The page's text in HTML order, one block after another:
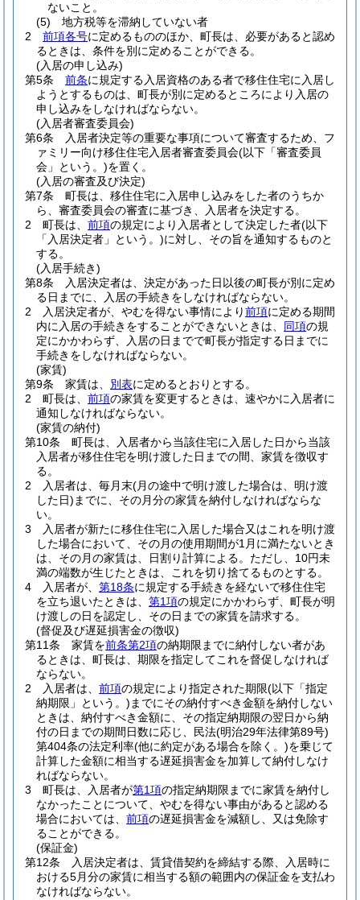
ないこと。
(5)
地方税等を滞納していない者
2
前項各号に定めるもののほか、町長は、必要があると認め
るときは、条件を別に定めることができる。
(入居の申し込み)
第5条
前条に規定する入居資格のある者で移住住宅に入居し
ようとするものは、町長が別に定めるところにより入居の
申し込みをしなければならない。
(入居者審査委員会)
第6条
入居者決定等の重要な事項について審査するため、フ
ァミリー向け移住住宅入居者審査委員会(以下「審査委員
会」という。)を置く。
(入居の審査及び決定)
第7条
町長は、移住住宅に入居申し込みをした者のうちか
ら、審査委員会の審査に基づき、入居者を決定する。
2
町長は、 前項の規定により入居者として決定した者(以下
「入居決定者」という。)に対し、その旨を通知するものと
する。
(入居手続き)
第8条
入居決定者は、決定があった日以後の町長が別に定め
る日までに、入居の手続きをしなければならない。
2
入居決定者が、やむを得ない事情により前項に定める期間
内に入居の手続きをすることができないときは、 同項の規
定にかかわらず、入居の日までで町長が指定する日までに
手続きをしなければならない。
(家賃)
第9条
家賃は、 別表に定めるとおりとする。
2
町長は、 前項の家賃を変更するときは、速やかに入居者に
通知しなければならない。
(家賃の納付)
第10条
町長は、入居者から当該住宅に入居した日から当該
入居者が移住住宅を明け渡した日までの間、家賃を徴収す
る。
2
入居者は、毎月末(月の途中で明け渡した場合は、明け渡
した日) までに、その月分の家賃を納付しなければならな
い。
3
入居者が新たに移住住宅に入居した場合又はこれを明け渡
した場合において、その月の使用期間が1月に満たないとき
は、その月の家賃は、日割り計算による。 ただし、10円未
満の端数が生じたときは、これを切り捨てるものとする。
4
入居者が、 第18条に規定する手続きを経ないで移住住宅
を立ち退いたときは、 第1項の規定にかかわらず、町長が明
け渡しの日を認定し、その日までの家賃を請求する。
(督促及び遅延損害金の徴収)
第11条
家賃を前条第2項の納期限までに納付しない者があ
るときは、町長は、期限を指定してこれを督促しなければ
ならない。
2
入居者は、 前項の規定により指定された期限(以下「指定
納期限」という。) までにその納付すべき金額を納付しない
ときは、納付すべき金額に、その指定納期限の翌日から納
付の日までの期間日数に応じ、民法(明治29年法律第89号)
第404条の法定利率(他に約定がある場合を除く。)を乗じて
計算した金額に相当する遅延損害金を加算して納付しなけ
ればならない。
3
町長は、入居者が第1項の指定納期限までに家賃を納付し
なかったことについて、やむを得ない事由があると認める
場合においては、 前項の遅延損害金を減額し、又は免除す
ることができる。
(保証金)
第12条
入居決定者は、賃貸借契約を締結する際、入居時に
おける5月分の家賃に相当する額の範囲内の保証金を支払わ
なければならない。